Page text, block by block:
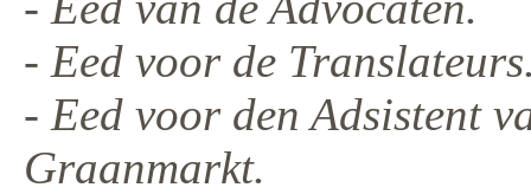
- Eed voor de
- Eed voor den Adsistent
Graanmarkt.